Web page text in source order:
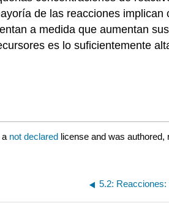
de las reacciones
a medida que aumentan
es lo suficientemente
a not declared license and was
5.2: